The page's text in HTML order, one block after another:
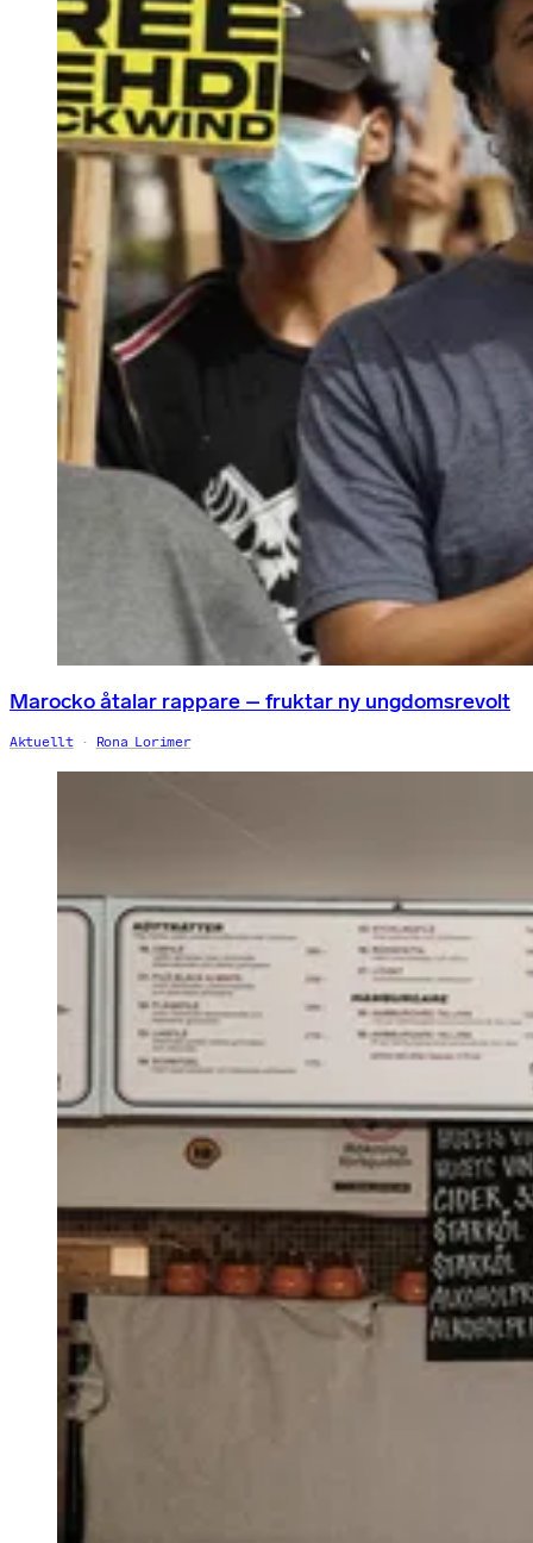
Marocko åtalar rappare – fruktar ny ungdomsrevolt
Aktuellt Rona Lorimer